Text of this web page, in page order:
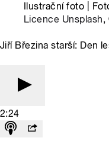
Ilustrační foto |
Licence Unsplash,
Jiří Březina starší: Den
2:24